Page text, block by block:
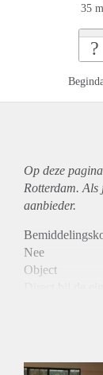
35 m
?
Op deze
Rotterdam. Als
aanbieder.
Nee
Object